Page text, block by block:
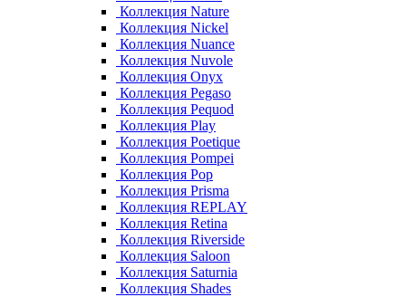
Коллекция Nature
Коллекция Nickel
Коллекция Nuance
Коллекция Nuvole
Коллекция Onyx
Коллекция Pegaso
Коллекция Pequod
Коллекция Play
Коллекция Poetique
Коллекция Pompei
Коллекция Pop
Коллекция Prisma
Коллекция REPLAY
Коллекция Retina
Коллекция Riverside
Коллекция Saloon
Коллекция Saturnia
Коллекция Shades